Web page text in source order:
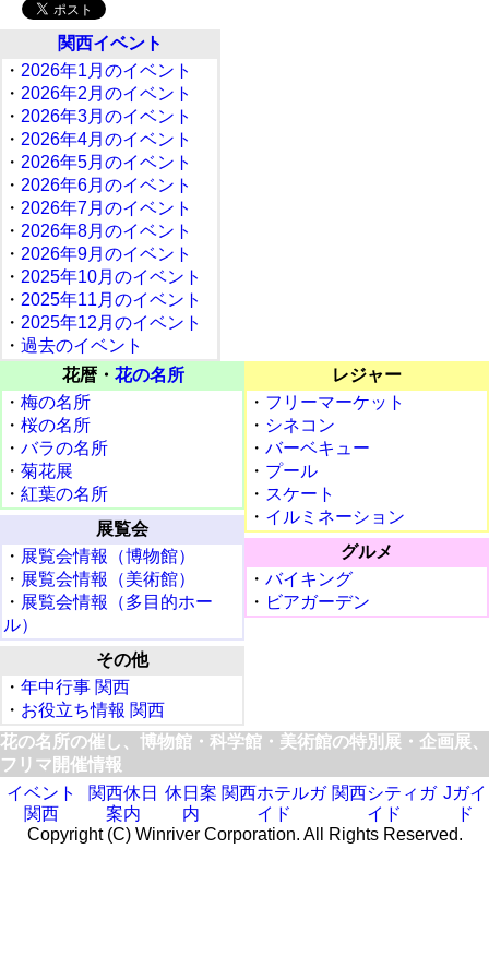
関西イベント
・ 2026年1月のイベント
・ 2026年2月のイベント
・ 2026年3月のイベント
・ 2026年4月のイベント
・ 2026年5月のイベント
・ 2026年6月のイベント
・ 2026年7月のイベント
・ 2026年8月のイベント
・ 2026年9月のイベント
・ 2025年10月のイベント
・ 2025年11月のイベント
・ 2025年12月のイベント
・ 過去のイベント
花暦・ 花の名所
・ 梅の名所
・ 桜の名所
・ バラの名所
・ 菊花展
・ 紅葉の名所
展覧会
・ 展覧会情報（博物館）
・ 展覧会情報（美術館）
・ 展覧会情報（多目的ホー
ル）
その他
・ 年中行事 関西
・ お役立ち情報 関西
レジャー
・ フリーマーケット
・ シネコン
・ バーベキュー
・ プール
・ スケート
・ イルミネーション
グルメ
・ バイキング
・ ビアガーデン
花の名所の催し、博物館・科学館・美術館の特別展・企画展、
フリマ開催情報
イベント
関西
関西休日
案内
休日案
内
関西ホテルガ
イド
関西シティガ
イド
Jガイ
ド
Copyright (C) Winriver Corporation. All Rights Reserved.